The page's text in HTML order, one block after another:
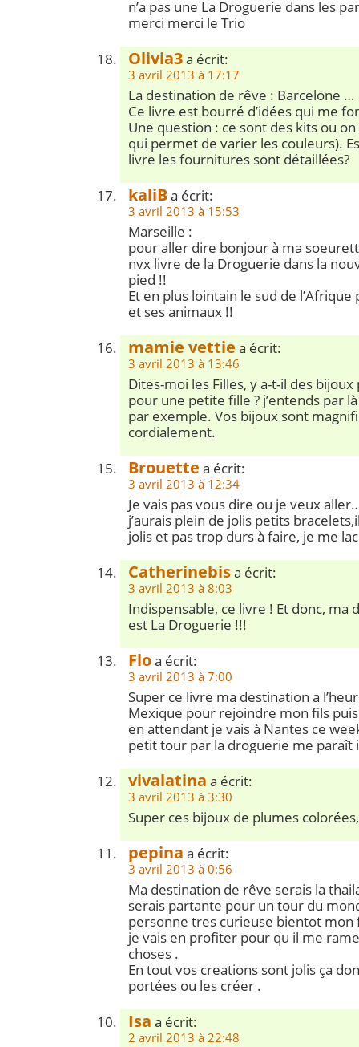
n’a pas une La Droguerie dans les
merci merci le Trio
Olivia3a écrit:
3 avril 2013 à 17:17
La destination de rêve : Barcelone …
Ce livre est bourré d’idées qui me
Une question : ce sont des kits ou
qui permet de varier les couleurs).
livre les fournitures sont détaillées?
kaliBa écrit:
3 avril 2013 à 15:53
Marseille :
pour aller dire bonjour à ma
nvx livre de la Droguerie dans la
pied !!
Et en plus lointain le sud de l’Afrique
et ses animaux !!
mamie vettie a écrit:
3 avril 2013 à 13:46
Dites-moi les Filles, y a-t-il des
pour une petite fille ? j’entends par
par exemple. Vos bijoux sont
cordialement.
Brouette a écrit:
3 avril 2013 à 12:34
Je vais pas vous dire ou je veux
j’aurais plein de jolis petits
jolis et pas trop durs à faire, je me
Catherinebisa écrit:
3 avril 2013 à 8:03
Indispensable, ce livre ! Et donc, ma
est La Droguerie !!!
Floa écrit:
3 avril 2013 à 7:00
Super ce livre ma destination a
Mexique pour rejoindre mon fils
en attendant je vais à Nantes ce
petit tour par la droguerie me paraît
vivalatina a écrit:
3 avril 2013 à 3:30
Super ces bijoux de plumes
pepina a écrit:
3 avril 2013 à 0:56
Ma destination de rêve serais la
serais partante pour un tour du
personne tres curieuse bientot
je vais en profiter pour qu il me
choses .
En tout vos creations sont jolis ça
portées ou les créer .
Isa a écrit:
2 avril 2013 à 22:48